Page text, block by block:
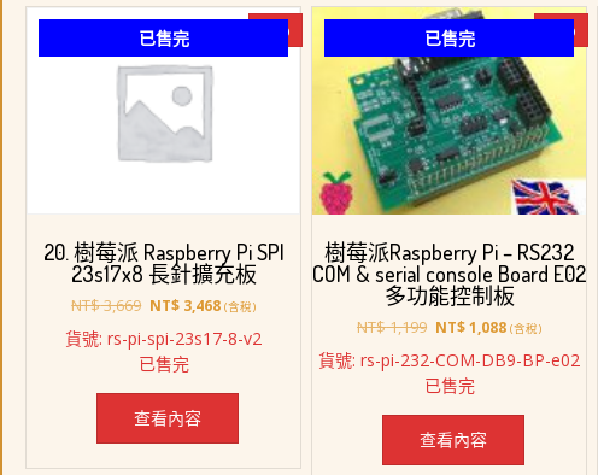
已售完 -5%
20. 樹莓派 Raspberry Pi SPI
23s17x8 長針擴充板
NT$3,669 原
價
格：
NT$ 3,669。
NT$ 3,468目
價
NT$ 3,468。
(含稅)
貨號: rs-pi-spi-23s17-8-v2
已售完
查看內容
已售完 -9%
樹莓派Raspberry Pi – RS232
COM & serial console Board E02
多功能控制板
NT$1,199 原
價
格：
NT$ 1,199。
NT$1,088目
價
NT$ 1,088。
(含稅)
貨號: rs-pi-232-COM-DB9-BP-e02
已售完
查看內容